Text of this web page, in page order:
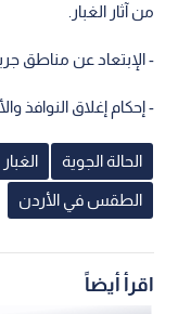
من آثار الغبار.
- الإبتعاد عن مناطق
- إحكام إغلاق النوافذ
الحالة الجوية الغبار
الطقس في الأردن
اقرأ أيضاً